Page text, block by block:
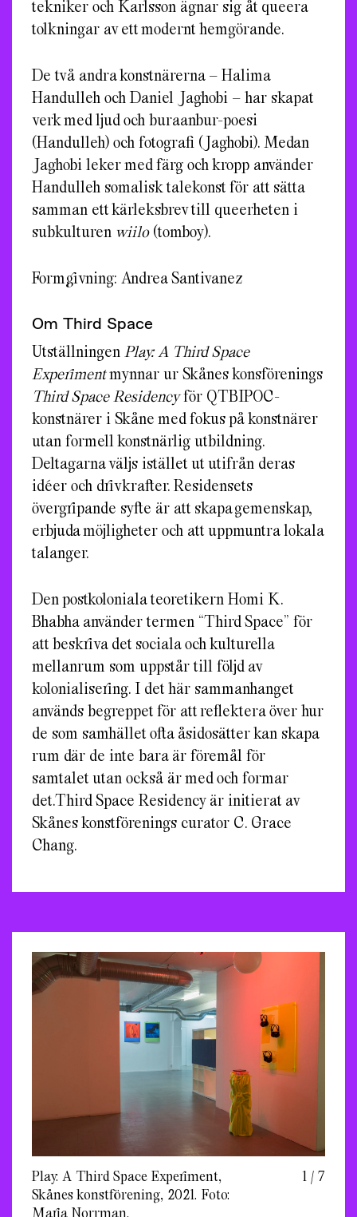
tekniker och Karlsson ägnar sig åt queera
tolkningar av ett modernt hemgörande.
De två andra konstnärerna – Halima
Handulleh och Daniel Jaghobi – har skapat
verk med ljud och buraanbur-poesi
(Handulleh) och fotografi (Jaghobi). Medan
Jaghobi leker med färg och kropp använder
Handulleh somalisk talekonst för att sätta
samman ett kärleksbrev till queerheten i
subkulturen wiilo(tomboy).
Formgivning: Andrea Santivanez
Om Third Space
Utställningen Play: A Third Space
Experimentmynnar ur Skånes konsförenings
Third Space Residencyför QTBIPOC-
konstnärer i Skåne med fokus på konstnärer
utan formell konstnärlig utbildning.
Deltagarna väljs istället ut utifrån deras
idéer och drivkrafter. Residensets
övergripande syfte är att skapa gemenskap,
erbjuda möjligheter och att uppmuntra lokala
talanger.
Den postkoloniala teoretikern Homi K.
Bhabha använder termen “Third Space” för
att beskriva det sociala och kulturella
mellanrum som uppstår till följd av
kolonialisering. I det här sammanhanget
används begreppet för att reflektera över hur
de som samhället ofta åsidosätter kan skapa
rum där de inte bara är föremål för
samtalet utan också är med och formar
det.Third Space Residency är initierat av
Skånes konstförenings curator C. Grace
Chang.
Play: A Third Space Experiment,
Skånes konstförening, 2021. Foto:
Maria Norrman.
1 / 7